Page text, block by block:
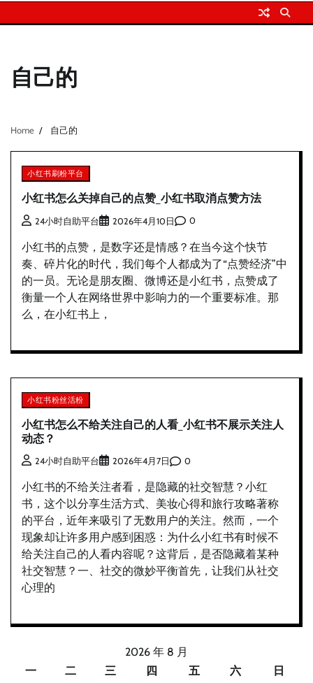
自己的
Home 自己的
小红书刷粉平台
小红书怎么关掉自己的点赞_小红书取消点赞方法
24小时自助平台 2026年4月10日 0
小红书的点赞，是数字还是情感？在当今这个快节
奏、碎片化的时代，我们每个人都成为了“点赞经济”中
的一员。无论是朋友圈、微博还是小红书，点赞成了
衡量一个人在网络世界中影响力的一个重要标准。那
么，在小红书上，
小红书粉丝活粉
小红书怎么不给关注自己的人看_小红书不展示关注人
动态？
24小时自助平台 2026年4月7日 0
小红书的不给关注者看，是隐藏的社交智慧？小红
书，这个以分享生活方式、美妆心得和旅行攻略著称
的平台，近年来吸引了无数用户的关注。然而，一个
现象却让许多用户感到困惑：为什么小红书有时候不
给关注自己的人看内容呢？这背后，是否隐藏着某种
社交智慧？一、社交的微妙平衡首先，让我们从社交
心理的
2026 年 8 月
一
二 三 四 五 六
日